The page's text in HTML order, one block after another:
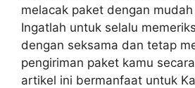
melacak paket dengan
Ingatlah untuk selalu
dengan seksama dan tetap
pengiriman paket kamu
artikel ini bermanfaat untuk